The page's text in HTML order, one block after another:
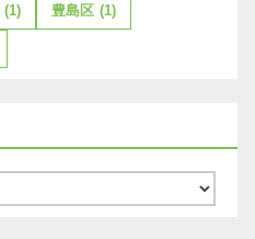
(1) 豊島区 (1)